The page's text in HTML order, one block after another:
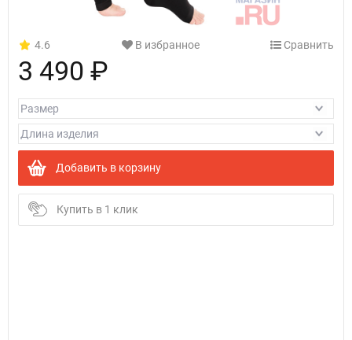
4.6 В избранное Сравнить
3 490 ₽
Добавить в корзину
Купить в 1 клик